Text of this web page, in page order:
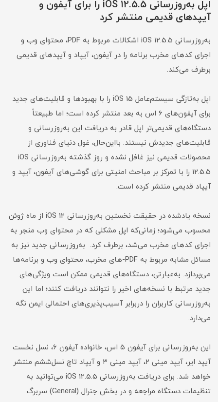
اپل به‌روزرسانی iOS 12.5.5 را برای آیفون و
آیپدهای قدیمی منتشر کرد
به‌روزرسانی iOS 12.5.5 اشکالات مربوط به PDF، محتوای وب و
اجرای کدهای مخرب برنامه را در آیفون، آیپاد و آیپدهای قدیمی
برطرف می‌کند.
اپل به‌تازگی سیستم‌عامل iOS 15 را با بهبودها و قابلیت‌های جدید
برای آیفون‌های ۶ اس به بعد منتشر کرده است؛ اما طبیعتاً
دستگاه‌های قدیمی‌تر اپل قادر به دریافت این به‌روزرسانی و
قابلیت‌های جدیدش نیستند. بااین‌حال، غول دنیای فناوری از
محصولات قدیمی نیز غافل نشده و روز گذشته به‌روزرسانی iOS
12.5.5 را با تمرکز بر مباحث امنیتی برای گوشی‌های آیفون، آیپد و
آیپاد قدیمی منتشر کرده است.
نسخه یادشده در حقیقت نخستین به‌روزرسانی iOS 12 از ماه ژوئن
محسوب می‌شود؛ زمانی‌که اپل مشکلی که در محتوای وب منجر به
اجرای کدهای مخرب می‌شد، برطرف کرد. به‌روزرسانی جدید نیز به
مسائل مشابه مربوط به PDF-های مخرب، محتوای وب و برنامه‌ها
می‌پردازد. به‌عبارتی، دستگاه‌های قدیمی‌ ممکن است ویژگی‌های
جدید مرتبط با نسخه‌های اخیر را نتوانند دریافت کنند؛ اما این
به‌روزرسانی کاربران را دربرابر آسیب‌پذیری‌های احتمالی ایمن نگه
می‌دارد.
این به‌روزرسانی برای آیفون ۵ اس، خانواده آیفون ۶، نسل نخست
آیپد ایر، آیپد مینی ۲، آیپد مینی ۳ و آیپاد تاچ نسل‌ششم منتشر
خواهد شد. برای دریافت به‌روزرسانی iOS 12.5.5 می‌توانید به
تنظیمات دستگاه مراجعه و در بخش جنرال (General) سربرگ